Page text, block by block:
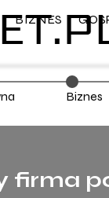
BIZNES
Biznes
firma